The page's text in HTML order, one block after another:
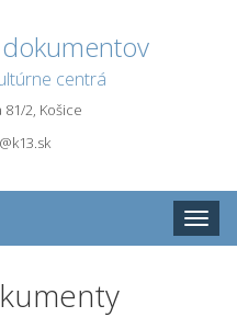
centrá
81/2, Košice
Toggle